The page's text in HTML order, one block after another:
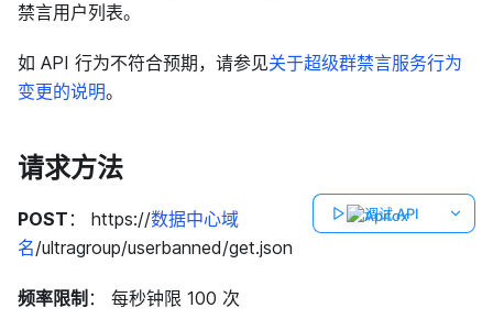
禁言用户列表。
如 API 行为不符合预期，请参见关于超级群禁言服务行为
变更的说明。
请求方法
调试 API
POST ： https://数据中心域
名/ultragroup/userbanned/get.json
频率限制 ： 每秒钟限 100 次